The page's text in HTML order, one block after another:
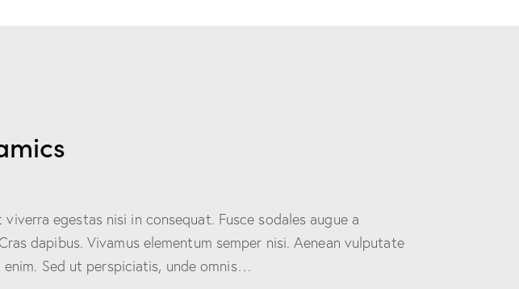
egestas nisi in consequat. Fusce sodales augue a
dapibus. Vivamus elementum semper nisi. Aenean vulputate
Sed ut perspiciatis, unde omnis…